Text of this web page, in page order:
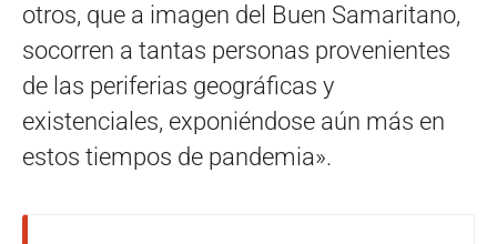
otros, que a imagen del Buen Samaritano,
socorren a tantas personas provenientes
de las periferias geográficas y
existenciales, exponiéndose aún más en
estos tiempos de pandemia».